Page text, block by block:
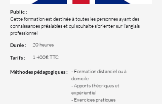
Public :
Cette formation est destinée à toutes les personnes ayant des
connaissances préalables et qui souhaite s'orienter sur l'anglais
professionnel
Durée : 20 heures
Tarifs : 1 400€ TTC
Méthodes pédagogiques :
- Formation distanciel ou à
domicile
- Apports théoriques et
expérientiel
- Exercices pratiques